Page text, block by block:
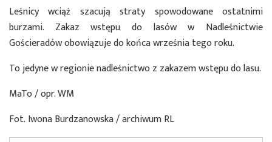
Leśnicy wciąż szacują straty spowodowane ostatnimi
burzami. Zakaz wstępu do lasów w Nadleśnictwie
Gościeradów obowiązuje do końca września tego roku.
To jedyne w regionie nadleśnictwo z zakazem wstępu do lasu.
MaTo / opr. WM
Fot. Iwona Burdzanowska / archiwum RL